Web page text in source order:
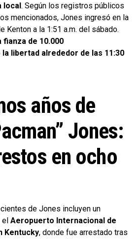
local. Según los registros públicos
mencionados, Jones ingresó en la
Kenton a la 1:51 a.m. del sábado.
fianza de 10.000
libertad alrededor de las 11:30
años de
Jones:
en ocho
de Jones incluyen un
el Aeropuerto Internacional de
Kentucky, donde fue arrestado tras